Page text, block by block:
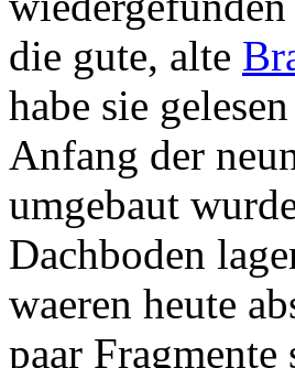
die gute, alte
habe sie
Anfang der
umgebaut
Dachboden
waeren heute
paar